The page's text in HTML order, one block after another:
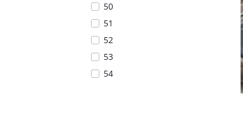
50
51
52
53
54